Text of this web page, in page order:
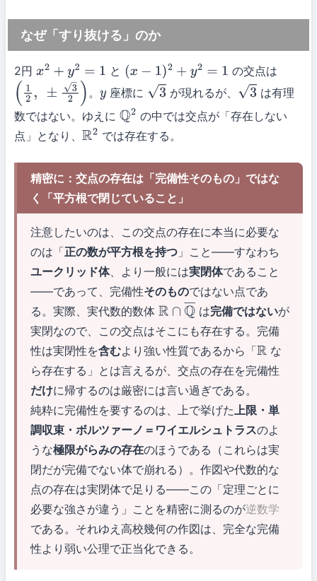
なぜ「すり抜ける」のか
2円 x2 +y 2=1 と (x−1) 2+y 2= 1
の交点は
(1 2, 32 ) 。 y 座標に 3 が現れるが、 3
は有理
数ではない。ゆえに Q2 の中では交点が「存在しない
点」となり、 R2 では存在する。
精密に：交点の存在は「完備性そのもの」ではな
く「平方根で閉じていること」
注意したいのは、この交点の存在に本当に必要な
のは「正の数が平方根を持つ 」こと——すなわち
ユークリッド体、より一般には実閉体であること
——であって、完備性そのものではない点であ
る。実際、実代数的数体R∩ Q ―は完備ではないが
実閉なので、この交点はそこにも存在する。完備
性は実閉性を含むより強い性質であるから「R な
ら存在する」とは言えるが、交点の存在を完備性
だけに帰するのは厳密には言い過ぎである。
純粋に完備性を要するのは、上で挙げた上限・単
調収束・ボルツァーノ＝ワイエルシュトラスのよ
うな極限がらみの存在のほうである（これらは実
閉だが完備でない体で崩れる）。作図や代数的な
点の存在は実閉体で足りる——この「定理ごとに
必要な強さが違う」ことを精密に測るのが逆数学
である。それゆえ高校幾何の作図は、完全な完備
性より弱い公理で正当化できる。